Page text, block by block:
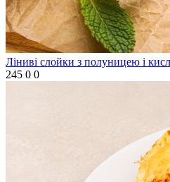
Ліниві слойки з полуницею і
245 0 0